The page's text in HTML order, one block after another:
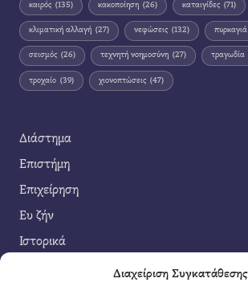
Διαχείριση Συγκατάθεσης
καιρός (135) κακοποίηση (26) καταιγίδες (71)
κλιματική αλλαγή (27) νεφώσεις (132) πυρκαγιά
σεισμός (26) τεχνητή νοημοσύνη (27) τραγωδία
τροχαίο (39) χιονοπτώσεις (47)
Διάστημα
Επιστήμη
Επιχείρηση
Ευ ζήν
Ιστορικά